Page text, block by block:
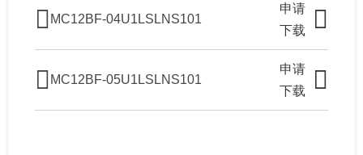
MC12BF-04U1LSLNS101
申请
下载
MC12BF-05U1LSLNS101
申请
下载